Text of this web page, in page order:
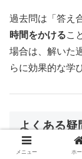
過去問は「答え
時間をかけるこ
場合は、解いた
らに効果的な学
よくある疑
メニュー ホ